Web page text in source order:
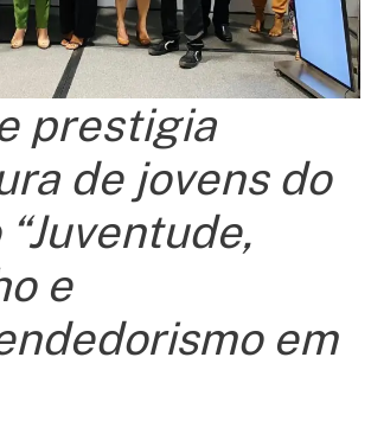
prestigia
de jovens do
e
em